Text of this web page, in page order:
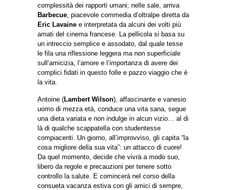
complessità dei rapporti umani; nelle sale, arriva
Barbecue , piacevole commedia d’oltralpe diretta da
Eric Lavaine e interpretata da alcuni dei volti più
amati del cinema francese. La pellicola si basa su
un intreccio semplice e assodato, dal quale tesse
le fila una riflessione leggera ma non superficiale
sull’amicizia, l’amore e l’importanza di avere dei
complici fidati in questo folle e pazzo viaggio che è
la vita.
Antoine (Lambert Wilson), affascinante e vanesio
uomo di mezza età, conduce una vita sana, segue
una dieta variata e non indulge in alcun vizio… al di
là di qualche scappatella con studentesse
compiacenti. Un giorno, all’improvviso, gli capita “la
cosa migliore della sua vita”: un attacco di cuore!
Da quel momento, decide che vivrà a modo suo,
libero da regole e precauzioni per tenere sotto
controllo la salute. E comincerà nel corso della
consueta vacanza estiva con gli amici di sempre,